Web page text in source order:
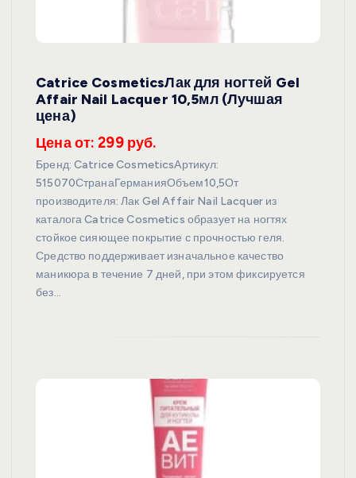
Catrice CosmeticsЛак для ногтей Gel
Affair Nail Lacquer 10,5мл (Лучшая
цена)
Цена от: 299 руб.
Бренд: Catrice CosmeticsАртикул:
515070СтранаГерманияОбъем10,5От
производителя: Лак Gel Affair Nail Lacquer из
каталога Catrice Cosmetics образует на ногтях
стойкое сияющее покрытие с прочностью геля.
Средство поддерживает изначальное качество
маникюра в течение 7 дней, при этом фиксируется
без…